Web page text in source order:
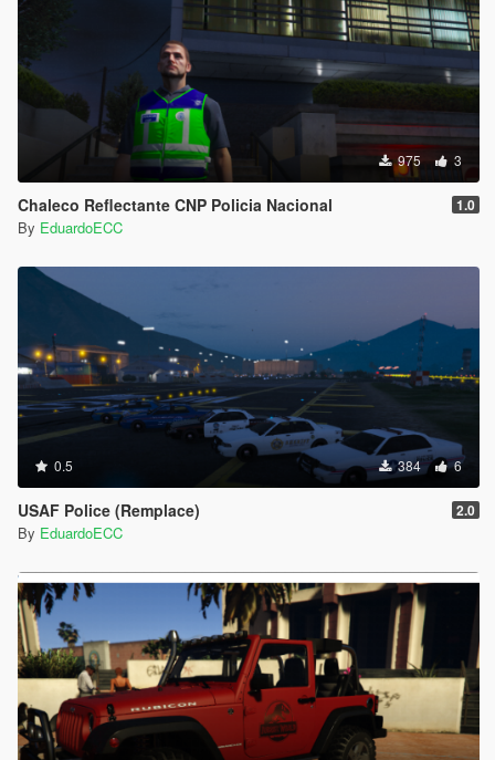
975 3
Chaleco Reflectante CNP Policia Nacional 1.0
By EduardoECC
0.5 384 6
USAF Police (Remplace) 2.0
By EduardoECC